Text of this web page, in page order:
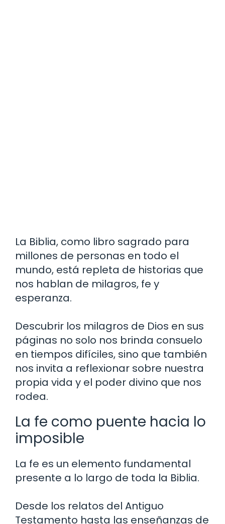
La Biblia, como libro sagrado para
millones de personas en todo el
mundo, está repleta de historias que
nos hablan de milagros, fe y
esperanza.
Descubrir los milagros de Dios en sus
páginas no solo nos brinda consuelo
en tiempos difíciles, sino que también
nos invita a reflexionar sobre nuestra
propia vida y el poder divino que nos
rodea.
La fe como puente hacia lo
imposible
La fe es un elemento fundamental
presente a lo largo de toda la Biblia.
Desde los relatos del Antiguo
Testamento hasta las enseñanzas de